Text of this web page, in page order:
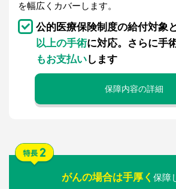
を幅広くカバーします。
公的医療保険制度の給付対象
以上の手術に対応。さらに手
もお支払いします
保障内容の詳細
がんの場合は手厚く 保障